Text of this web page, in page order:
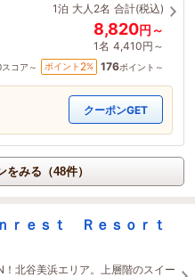
1泊 大人2名 合計(税込)
8,820円～
1名 4,410円～
スコア～ ポイント 2% 176ポイント～
クーポンGET
みる（48件）
ｅｓｔ Ｒｅｓｏｒｔ
北谷美浜エリア。上層階のスイー